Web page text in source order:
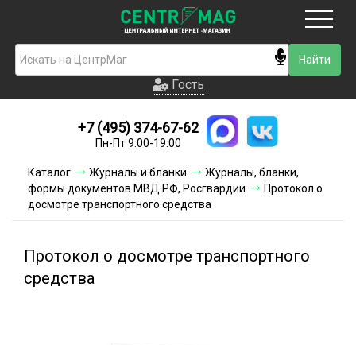
Гость
Новинки
Условия доставки
Условия оплаты
Гость
+7 (495) 374-67-62
Пн-Пт 9:00-19:00
Каталог Журналы и бланки
Журналы, бланки,
формы документов МВД РФ, Росгвардии
Протокол о
досмотре транспортного средства
Протокол о досмотре транспортного
средства